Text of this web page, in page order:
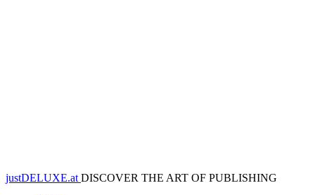
justDELUXE.at DISCOVER THE ART OF PUBLISHING